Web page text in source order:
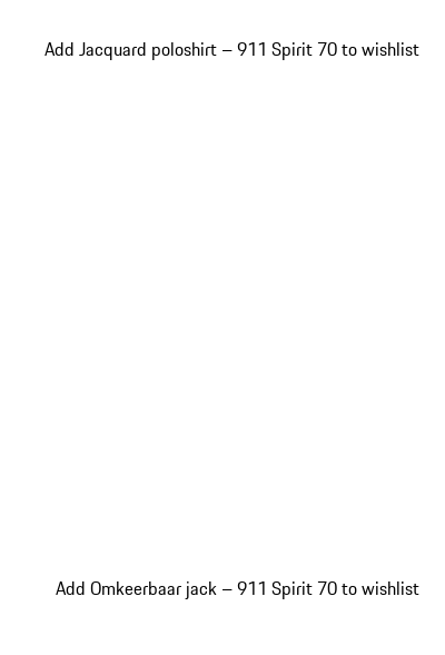
Add Jacquard poloshirt – 911 Spirit 70 to wishlist
Add Omkeerbaar jack – 911 Spirit 70 to wishlist